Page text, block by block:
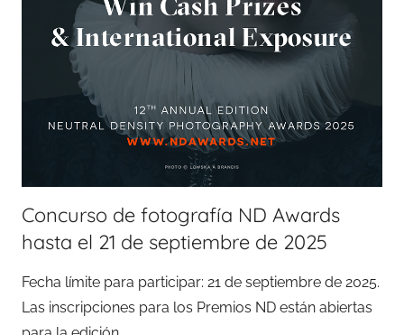
Concurso de fotografía ND Awards
hasta el 21 de septiembre de 2025
Fecha límite para participar: 21 de septiembre de 2025.
Las inscripciones para los Premios ND están abiertas